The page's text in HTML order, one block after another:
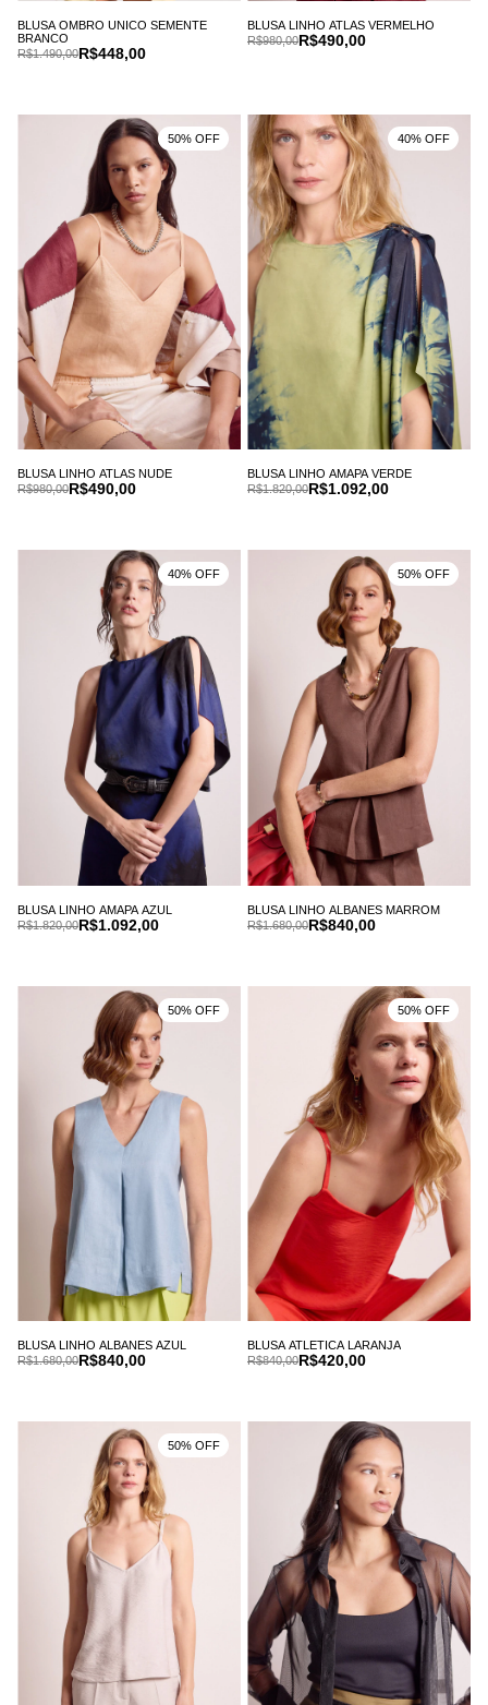
BLUSA OMBRO UNICO SEMENTE
BRANCO
R$448,00
R$1.490,00
BLUSA LINHO ATLAS VERMELHO
R$490,00
R$980,00
BLUSA LINHO ATLAS NUDE
R$490,00
R$980,00
50% OFF
BLUSA LINHO AMAPA VERDE
R$1.092,00
R$1.820,00
40% OFF
BLUSA LINHO AMAPA AZUL
R$1.092,00
R$1.820,00
40% OFF
BLUSA LINHO ALBANES MARROM
R$840,00
R$1.680,00
50% OFF
BLUSA LINHO ALBANES AZUL
R$840,00
R$1.680,00
50% OFF
BLUSA ATLETICA LARANJA
R$420,00
R$840,00
50% OFF
50% OFF